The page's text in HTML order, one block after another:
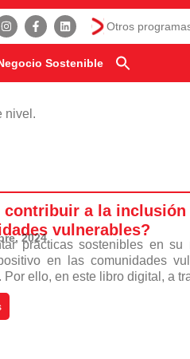
Otros
Sostenible
nivel.
contribuir a la inclusión
vulnerables?
2024
prácticas sostenibles en
en las comunidades
Por ello, en este libro digital, a